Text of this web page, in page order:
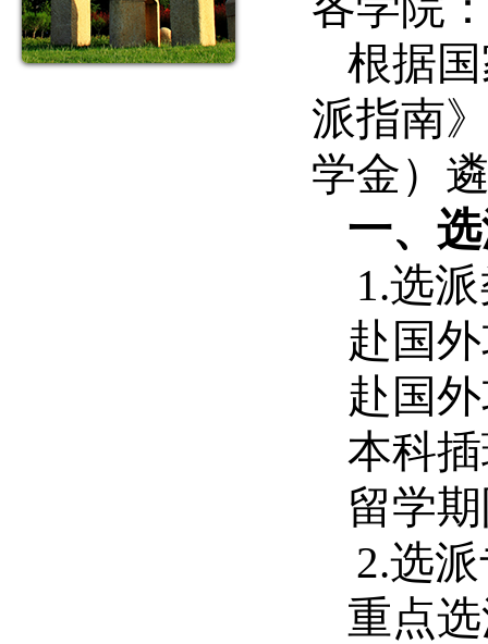
根据
派指南
学金）
一、
1.选
赴国
赴国
本科
留学
2.选
重点